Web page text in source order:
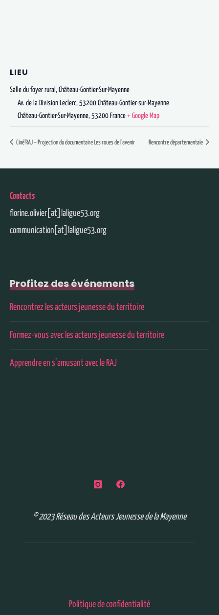
LIEU
Salle du foyer rural, Château-Gontier-Sur-Mayenne
Av. de la Division Leclerc, 53200 Château-Gontier-sur-Mayenne
Château-Gontier-Sur-Mayenne, 53200 France + Google Map
Ciné’RAJ – Projection du documentaire Les roues de l’avenir Rencontre départementale
Contacts
florine.olivier[at]laligue53.org
communication[at]laligue53.org
Profitez des événements
Rencontrez les acteurs jeunesse du territoire
Formez-vous avec les acteurs jeunesse du territoire
Apprendre en s’amusant avec le RAJ
© 2023 Réseau des Acteurs Jeunesse de la Mayenne
Politique de confidentialité